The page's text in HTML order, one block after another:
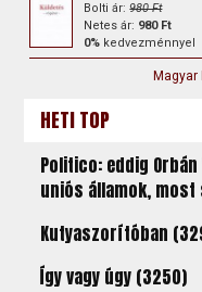
Bolti ár:980 Ft
Netes ár: 980 Ft
0% kedvezménnyel
HETI TOP
Politico: eddig
uniós államok, most
Kutyaszorítóban
Így vagy úgy (3250)